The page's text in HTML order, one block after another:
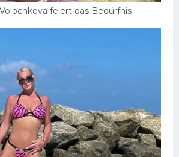
feiert das Bedürfnis